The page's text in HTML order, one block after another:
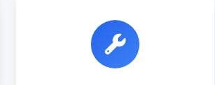
Прием автомобилей для
разборки на запчасти в
любом состоянии.